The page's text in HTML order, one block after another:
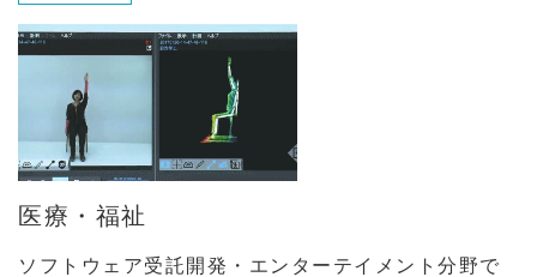
医療・福祉
ソフトウェア受託開発・エンターテイメント分野で